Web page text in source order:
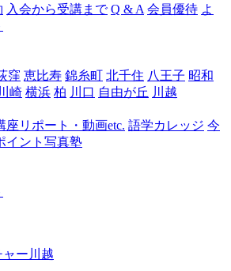
ャ
越
入会から受講まで Q & A 会員優待 よ
窪 恵比寿 錦糸町 北千住 八王子 昭和
川崎 横浜 柏 川口 自由が丘 川越
座リポート・動画etc. 語学カレッジ 今
イント写真塾
ャー川越